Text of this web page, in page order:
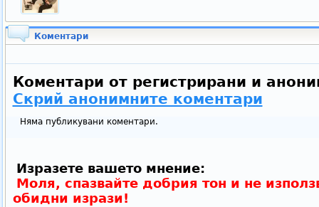
Коментари
Коментари от регистрирани и
Скрий анонимните коментари
Няма публикувани коментари.
Изразете вашето мнение:
Моля, спазвайте добрия тон и не
обидни изрази!